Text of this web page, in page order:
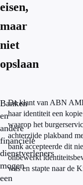
eisen,
maar
niet
opslaan
Banken
en
andere
financiële
dienstverleners
mogen
een
De klant van ABN
haar identiteit een
waarop het
achterzijde plakband
bank accepteerde dit
onbewerkt
was en stapte naar de